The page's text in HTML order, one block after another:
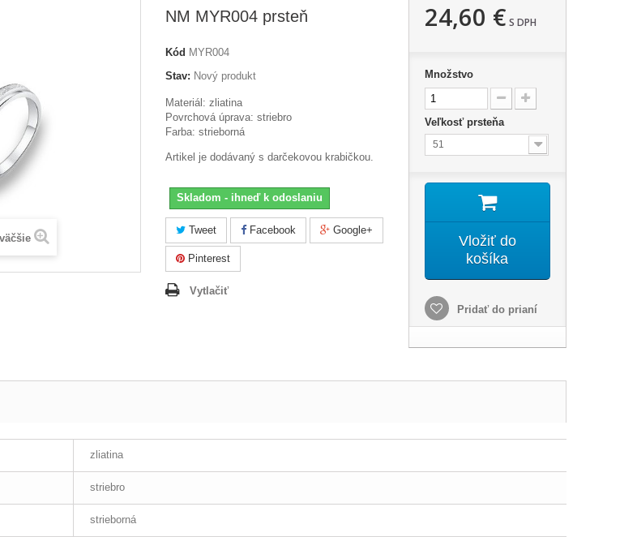
NM MYR004 prsteň
Kód MYR004
Stav: Nový produkt
Materiál: zliatina
Povrchová úprava: striebro
Farba: strieborná
Artikel je dodávaný s darčekovou krabičkou.
Skladom - ihneď k odoslaniu
Tweet Facebook Google+
Pinterest
Vytlačiť
24,60 € S DPH
Množstvo
Veľkosť prsteňa
51
Vložiť do
košíka
Pridať do prianí
zliatina
striebro
strieborná